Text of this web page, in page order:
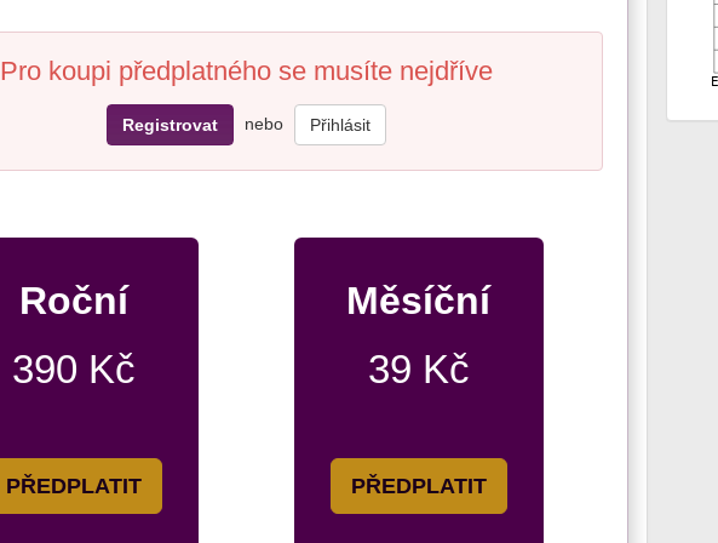
Pro koupi předplatného se musíte nejdříve
Registrovat nebo Přihlásit
Roční
390 Kč
PŘEDPLATIT
Měsíční
39 Kč
PŘEDPLATIT
E